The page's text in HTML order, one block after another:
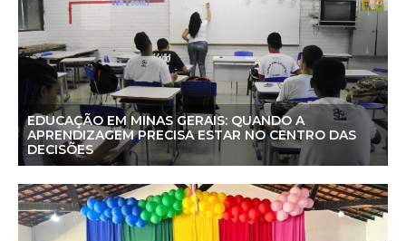
EDUCAÇÃO EM MINAS GERAIS: QUANDO A
APRENDIZAGEM PRECISA ESTAR NO CENTRO DAS
DECISÕES